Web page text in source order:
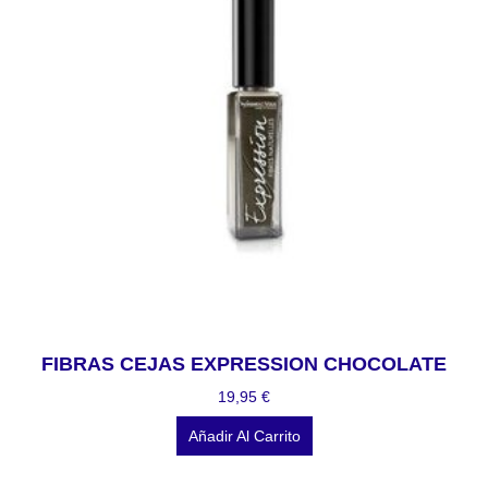
FIBRAS CEJAS EXPRESSION CHOCOLATE
19,95 €
Añadir Al Carrito